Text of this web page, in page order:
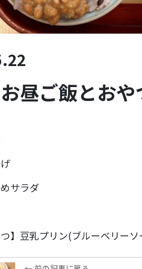
昼ご飯とお
サラダ
つ】豆乳プリン(ブルーベリー